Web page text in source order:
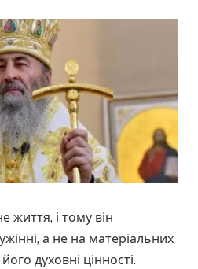
життя, і тому він
а не на матеріальних
духовні цінності.